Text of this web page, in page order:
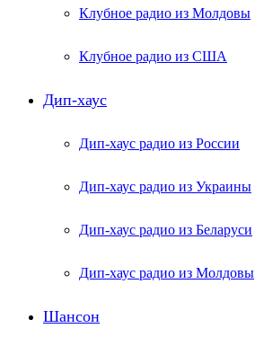
Клубное радио из Молдовы
Клубное радио из США
Дип-хаус
Дип-хаус радио из России
Дип-хаус радио из Украины
Дип-хаус радио из Беларуси
Дип-хаус радио из Молдовы
Шансон